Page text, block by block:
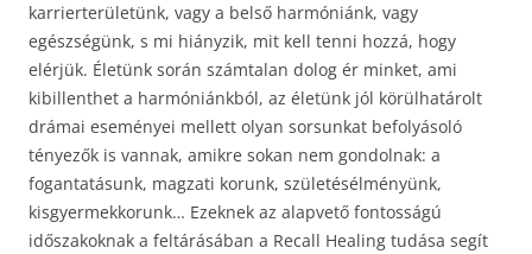
karrierterületünk, vagy a belső harmóniánk, vagy
egészségünk, s mi hiányzik, mit kell tenni hozzá, hogy
elérjük. Életünk során számtalan dolog ér minket, ami
kibillenthet a harmóniánkból, az életünk jól körülhatárolt
drámai eseményei mellett olyan sorsunkat befolyásoló
tényezők is vannak, amikre sokan nem gondolnak: a
fogantatásunk, magzati korunk, születésélményünk,
kisgyermekkorunk… Ezeknek az alapvető fontosságú
időszakoknak a feltárásában a Recall Healing tudása segít